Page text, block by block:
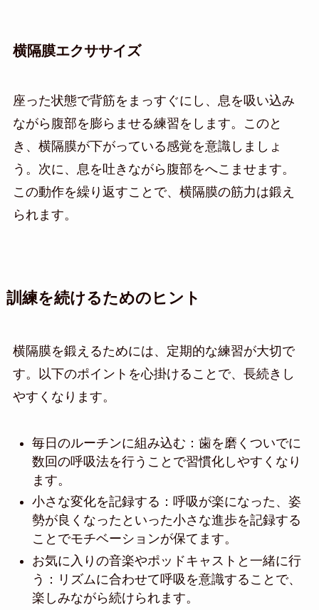
横隔膜エクササイズ
座った状態で背筋をまっすぐにし、息を吸い込み
ながら腹部を膨らませる練習をします。このと
き、横隔膜が下がっている感覚を意識しましょ
う。次に、息を吐きながら腹部をへこませます。
この動作を繰り返すことで、横隔膜の筋力は鍛え
られます。
訓練を続けるためのヒント
横隔膜を鍛えるためには、定期的な練習が大切で
す。以下のポイントを心掛けることで、長続きし
やすくなります。
毎日のルーチンに組み込む：歯を磨くついでに
数回の呼吸法を行うことで習慣化しやすくなり
ます。
小さな変化を記録する：呼吸が楽になった、姿
勢が良くなったといった小さな進歩を記録する
ことでモチベーションが保てます。
お気に入りの音楽やポッドキャストと一緒に行
う：リズムに合わせて呼吸を意識することで、
楽しみながら続けられます。